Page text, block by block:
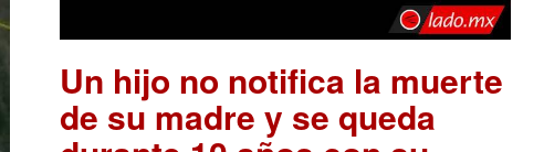
Un hijo no notifica la muerte
de su madre y se queda